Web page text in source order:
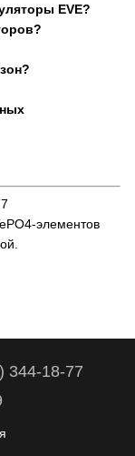
EVE?
элементов
344-18-77